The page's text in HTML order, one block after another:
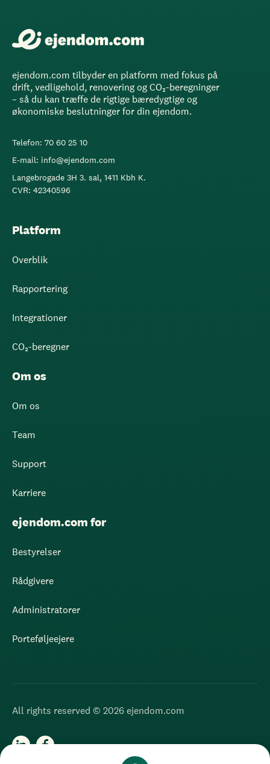
ejendom.com tilbyder en platform med fokus på
drift, vedligehold, renovering og CO₂-beregninger
– så du kan træffe de rigtige bæredygtige og
økonomiske beslutninger for din ejendom.
Telefon: 70 60 25 10
E-mail: info@ejendom.com
Langebrogade 3H 3. sal, 1411 Kbh K.
CVR: 42340596
Platform
Overblik
Rapportering
Integrationer
CO₂-beregner
Om os
Om os
Team
Support
Karriere
ejendom.com for
Bestyrelser
Rådgivere
Administratorer
Porteføljeejere
All rights reserved © 2026 ejendom.com